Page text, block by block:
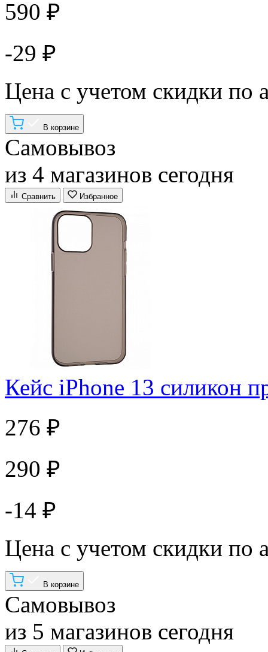
590 ₽
-29 ₽
Цена с учетом скидки по
В корзине
Самовывоз
из 4 магазинов сегодня
Сравнить Избранное
Кейс iPhone 13 силикон
276 ₽
290 ₽
-14 ₽
Цена с учетом скидки по
В корзине
Самовывоз
из 5 магазинов сегодня